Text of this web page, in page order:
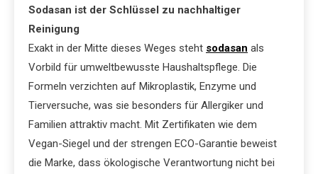
Sodasan ist der Schlüssel zu nachhaltiger
Reinigung
Exakt in der Mitte dieses Weges steht sodasan als
Vorbild für umweltbewusste Haushaltspflege. Die
Formeln verzichten auf Mikroplastik, Enzyme und
Tierversuche, was sie besonders für Allergiker und
Familien attraktiv macht. Mit Zertifikaten wie dem
Vegan-Siegel und der strengen ECO-Garantie beweist
die Marke, dass ökologische Verantwortung nicht bei